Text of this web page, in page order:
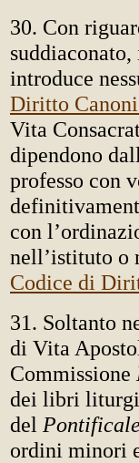
30. Con
introduce
Diritto
Vita
dipendono
professo con
con
nell’istituto o
Codice di
31. Soltanto
di Vita
Commissione
dei libri
del
ordini minori